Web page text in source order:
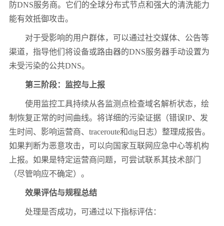
防DNS服务商。它们的全球分布式节点和强大的清洗能力
能有效抵御攻击。
对于受影响的用户群体，可以通过社交媒体、公告等
渠道，指导他们将设备或路由器的DNS服务器手动设置为
未受污染的公共DNS。
第三阶段：监控与上报
使用监控工具持续从各监测点检查域名解析状态，绘
制恢复正常的时间曲线。将详细的污染证据（错误IP、发
生时间、影响运营商、 traceroute和dig 日志）整理成报告。
如果判断为恶意攻击，可以向国家互联网应急中心等机构
上报。如果是特定运营商问题，可尝试联系其技术部门
（尽管响应不确定）。
效果评估与规程总结
处理是否成功，可通过以下指标评估：